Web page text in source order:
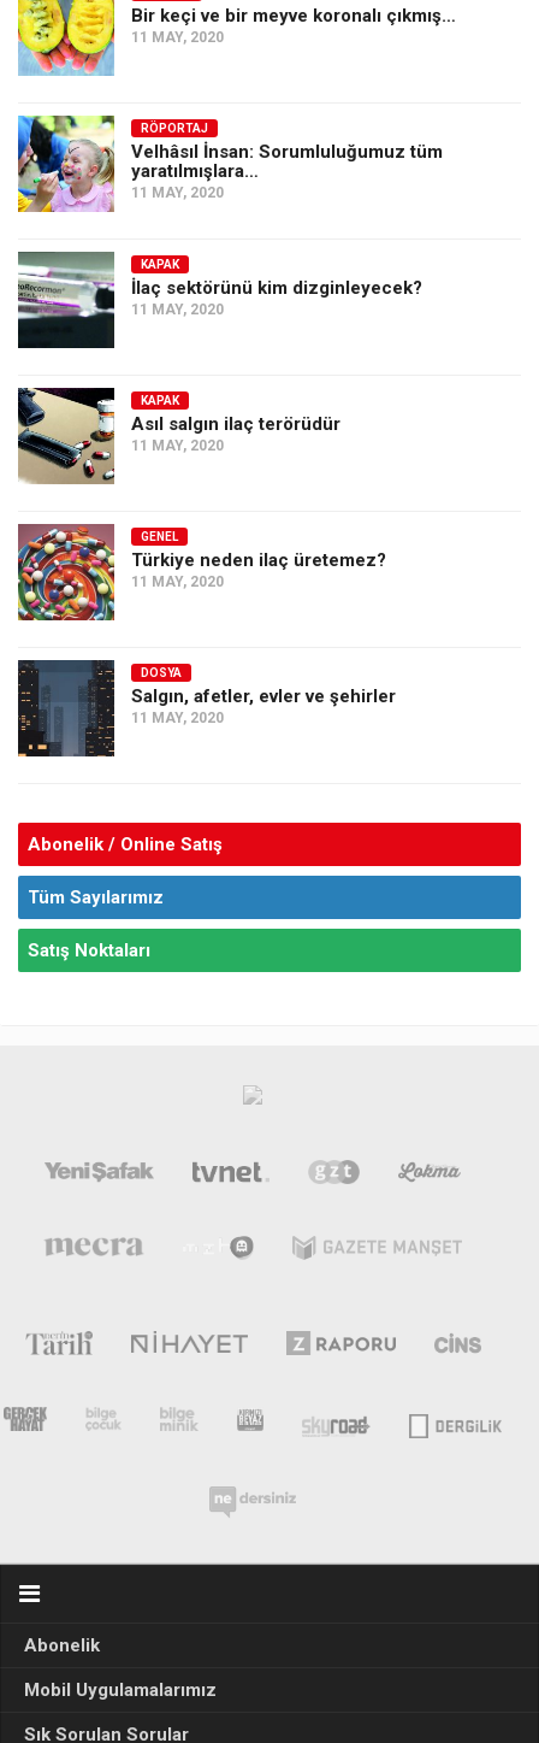
Asya
Amerika
Avustralya
Tarih
Düşünce
Dosyalar
Bir keçi ve bir meyve koronalı çıkmış…
11 MAY, 2020
RÖPORTAJ
Velhâsıl İnsan: Sorumluluğumuz tüm
yaratılmışlara…
11 MAY, 2020
KAPAK
İlaç sektörünü kim dizginleyecek?
11 MAY, 2020
KAPAK
Asıl salgın ilaç terörüdür
11 MAY, 2020
GENEL
Türkiye neden ilaç üretemez?
11 MAY, 2020
DOSYA
Salgın, afetler, evler ve şehirler
11 MAY, 2020
Abonelik / Online Satış
Tüm Sayılarımız
Satış Noktaları
Abonelik
Mobil Uygulamalarımız
Sık Sorulan Sorular